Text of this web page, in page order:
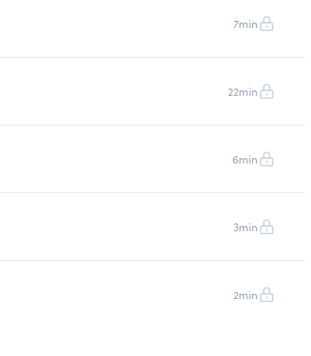
7min
22min
6min
3min
2min